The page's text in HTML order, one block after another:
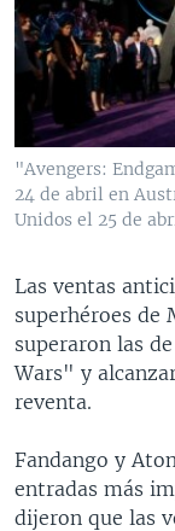
VENEZUELA
BRASIL
NICARAGUA
ECONOMÍA
TECNOLOGÍA
DEPORTES
CIENCIA Y
MULTIMEDIA
VIDEOS
FOTOGRAFÍA
AUDIOS
PROGRAMAS TV
EL MUNDO AL DÍA
FORO
VISIÓN 360
PANORAMA
AVANCE
AUDIONOTICIAS
ESTADOS
EL MUNDO AL
FORO [RADIO]
DEPORTIVO
NOTA
DIRECT
DOCUMENTALES
SÍGANOS
"Avengers:
24 de abril en
Unidos el 25 de
Las ventas
superhéroes de
superaron las
Wars" y
reventa.
Fandango y
entradas más
dijeron que las